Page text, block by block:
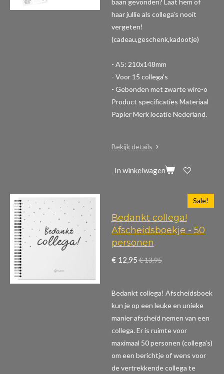
haar jullie als collega's nooit
vergeten!
(cadeau,geschenk,kadootje)
- A5: 210x148mm
- Voor 15 collega's
- Gebonden met zwarte wire-o
Product specificaties Materiaal
Papier Merk locatie Nederland.
Bekijk details
In winkelwagen
Sale!
Bedankt collega!
Afscheidsboekje - 50
personen
€ 12,95 € 13,95
Bedankt collega! Afscheidsboek
kun je op een leuke en unieke
manier afscheid nemen van een
collega. Er is ruimte voor
maximaal 50 personen (collega's)
om een berichtje of wens voor
de vertrekkende collega te